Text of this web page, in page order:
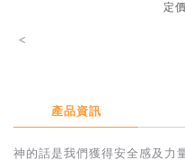
得獎作品推介
定
<
產品資訊
神的話是我們獲得安全感及力